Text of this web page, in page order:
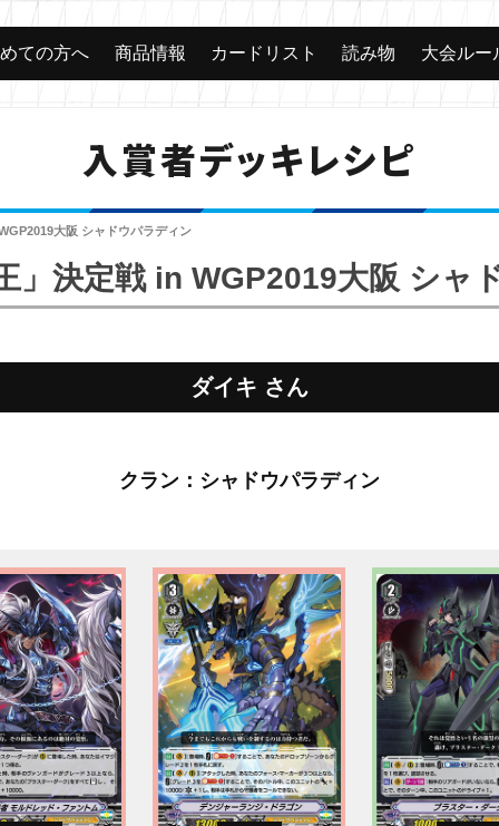
ての方へ 商品情報 カードリスト 読み物 大会ルー
入賞者デッキレシピ
大阪 シャドウパラディン
」決定戦 in WGP2019大阪 シャ
ダイキ さん
クラン：シャドウパラディン